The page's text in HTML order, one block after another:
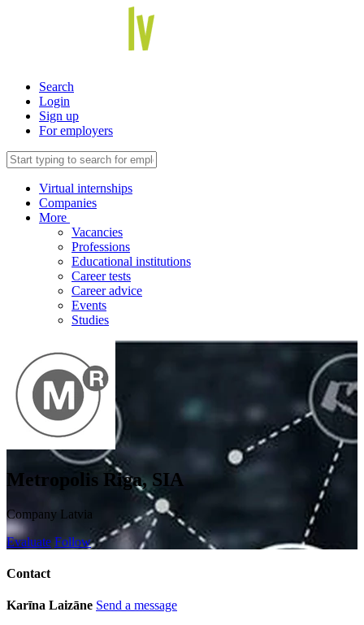
Search
Login
Sign up
For employers
Virtual internships
Companies
More
Vacancies
Professions
Educational institutions
Career tests
Career advice
Events
Studies
Metropolis Riga, SIA
Company Latvia
Evaluate Follow
Contact
Karīna Laizāne Send a message